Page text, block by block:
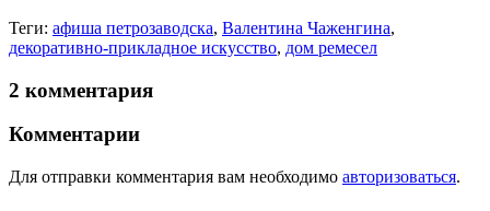
Теги: афиша петрозаводска, Валентина Чаженгина,
декоративно-прикладное искусство, дом ремесел
2 комментария
Комментарии
Для отправки комментария вам необходимо авторизоваться.